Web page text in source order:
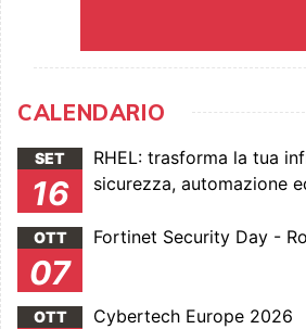
CALENDARIO
SET
16
RHEL: trasforma la tua
sicurezza, automazione
OTT
07
Fortinet Security Day -
OTT Cybertech Europe 2026